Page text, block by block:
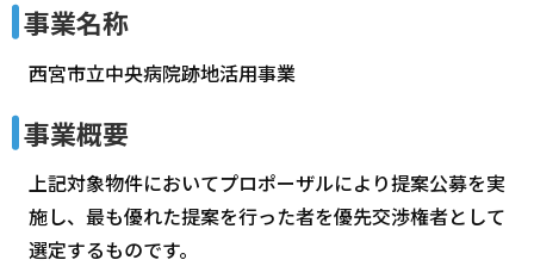
事業名称
西宮市立中央病院跡地活用事業
事業概要
上記対象物件においてプロポーザルにより提案公募を実
施し、最も優れた提案を行った者を優先交渉権者として
選定するものです。